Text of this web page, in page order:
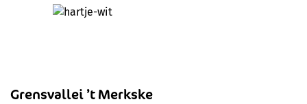
Grensvallei ’t Merkske